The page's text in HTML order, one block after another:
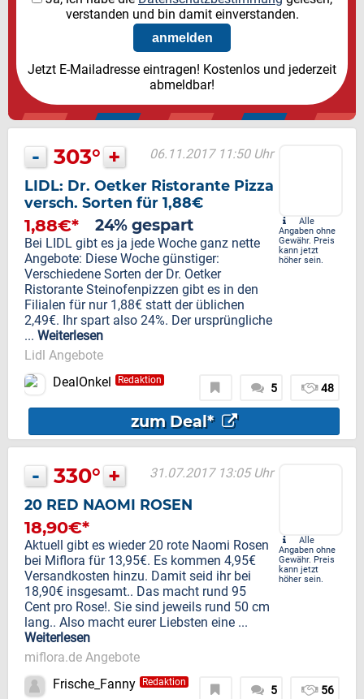
verstanden und bin damit einverstanden.
Jetzt E-Mailadresse eintragen! Kostenlos und jederzeit
abmeldbar!
- 303° + 06.11.2017 11:50 Uhr
LIDL: Dr. Oetker Ristorante Pizza
versch. Sorten für 1,88€
1,88€* 24% gespart
Bei LIDL gibt es ja jede Woche ganz nette
Angebote: Diese Woche günstiger:
Verschiedene Sorten der Dr. Oetker
Ristorante Steinofenpizzen gibt es in den
Filialen für nur 1,88€ statt der üblichen
2,49€. Ihr spart also 24%. Der ursprüngliche
... Weiterlesen
Lidl Angebote
Alle
Angaben ohne
Gewähr. Preis
kann jetzt
höher sein.
DealOnkel Redaktion
5 48
zum Deal*
- 330° + 31.07.2017 13:05 Uhr
20 RED NAOMI ROSEN
18,90€*
Aktuell gibt es wieder 20 rote Naomi Rosen
bei Miflora für 13,95€. Es kommen 4,95€
Versandkosten hinzu. Damit seid ihr bei
18,90€ insgesamt.. Das macht rund 95
Cent pro Rose!. Sie sind jeweils rund 50 cm
lang.. Also macht eurer Liebsten eine ...
Weiterlesen
miflora.de Angebote
Alle
Angaben ohne
Gewähr. Preis
kann jetzt
höher sein.
Frische_Fanny Redaktion
5 56